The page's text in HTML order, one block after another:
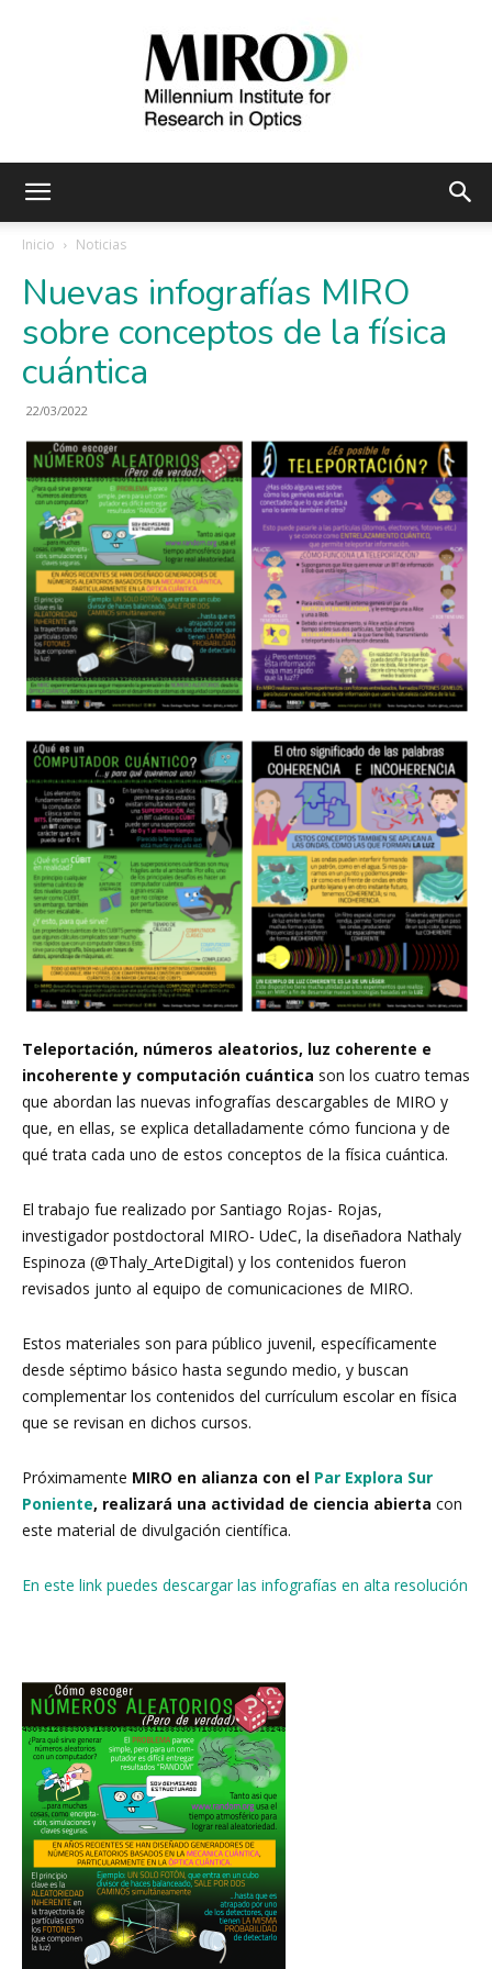
Milenio
Investigación
Óptica,
MIRO
Inicio Noticias
Nuevas infografías MIRO
sobre conceptos de la física
cuántica
22/03/2022
Teleportación, números aleatorios, luz coherente e
incoherente y computación cuántica son los cuatro temas
que abordan las nuevas infografías descargables de MIRO y
que, en ellas, se explica detalladamente cómo funciona y de
qué trata cada uno de estos conceptos de la física cuántica.
El trabajo fue realizado por Santiago Rojas- Rojas,
investigador postdoctoral MIRO- UdeC, la diseñadora Nathaly
Espinoza (@Thaly_ArteDigital) y los contenidos fueron
revisados junto al equipo de comunicaciones de MIRO.
Estos materiales son para público juvenil, específicamente
desde séptimo básico hasta segundo medio, y buscan
complementar los contenidos del currículum escolar en física
que se revisan en dichos cursos.
Próximamente MIRO en alianza con el Par Explora Sur
Poniente, realizará una actividad de ciencia abierta con
este material de divulgación científica.
En este link puedes descargar las infografías en alta resolución